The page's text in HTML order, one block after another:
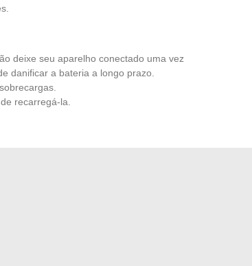
deixe seu aparelho conectado uma vez
danificar a bateria a longo prazo.
recarregá-la.